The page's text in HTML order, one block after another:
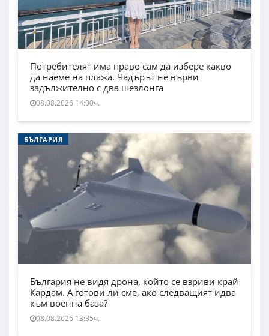
Потребителят има право сам да избере какво
да наеме на плажа. Чадърът не върви
задължително с два шезлонга
08.08.2026 14:00ч.
БЪЛГАРИЯ
България не видя дрона, който се взриви край
Кардам. А готови ли сме, ако следващият идва
към военна база?
08.08.2026 13:35ч.